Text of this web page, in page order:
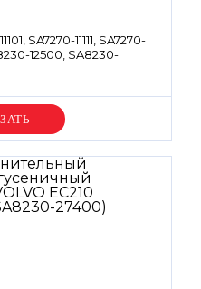
SA7270-11111, SA7270-
12500, SA8230-
цену